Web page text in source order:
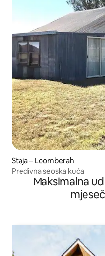
Staja – Loomberah
Predivna seoska kuća
Maksimalna